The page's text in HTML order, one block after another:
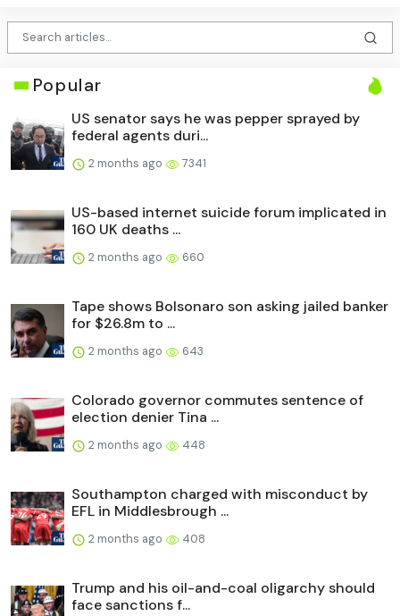
Popular
US senator says he was pepper sprayed by
federal agents duri...
2 months ago 7341
US-based internet suicide forum implicated in
160 UK deaths ...
2 months ago 660
Tape shows Bolsonaro son asking jailed banker
for $26.8m to ...
2 months ago 643
Colorado governor commutes sentence of
election denier Tina ...
2 months ago 448
Southampton charged with misconduct by
EFL in Middlesbrough ...
2 months ago 408
Trump and his oil-and-coal oligarchy should
face sanctions f...